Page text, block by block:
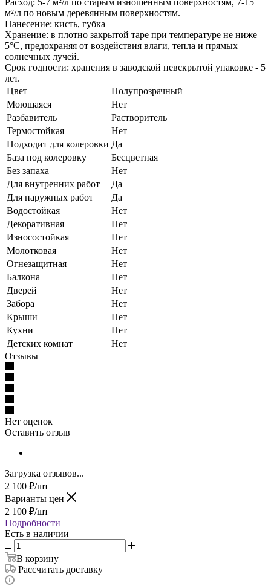
м²/л по новым деревянным поверхностям.
Нанесение: кисть, губка
Хранение: в плотно закрытой таре при температуре не ниже
5°С, предохраняя от воздействия влаги, тепла и прямых
солнечных лучей.
Срок годности: хранения в заводской невскрытой упаковке - 5
лет.
Цвет
Полупрозрачный
Моющаяся
Нет
Разбавитель
Растворитель
Термостойкая
Нет
Подходит для колеровки Да
База под колеровку
Бесцветная
Без запаха
Нет
Для внутренних работ
Да
Для наружных работ
Да
Водостойкая
Нет
Декоративная
Нет
Износостойкая
Нет
Молотковая
Нет
Огнезащитная
Нет
Балкона
Нет
Дверей
Нет
Забора
Нет
Крыши
Нет
Кухни
Нет
Детских комнат
Нет
Отзывы
Нет оценок
Оставить отзыв
Загрузка отзывов...
2 100 ₽/шт
Варианты цен
2 100 ₽/шт
Подробности
Есть в наличии
В корзину
Рассчитать доставку